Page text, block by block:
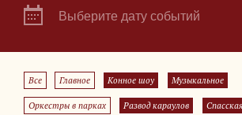
Выберите дату событий
Все Главное Конное шоу Музыкальное
Оркестры в парках Развод караулов